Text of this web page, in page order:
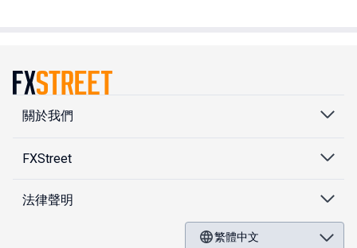
關於我們
FXStreet
法律聲明
繁體中文